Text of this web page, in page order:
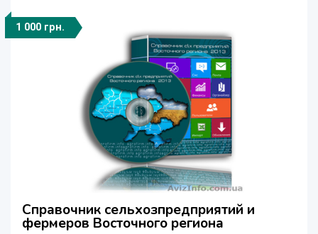
1 000 грн.
Справочник сельхозпредприятий и
фермеров Восточного региона